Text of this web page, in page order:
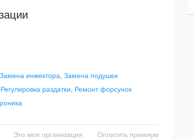
Замена инжектора Замена подушек
Регулировка раздатки
Ремонт форсунок
Это моя организация Оплатить премиум